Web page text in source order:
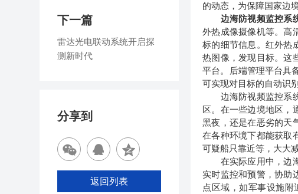
的动态，为保障国家边
边海防视频监控系
外热成像摄像机等。高
标的细节信息。红外热
热图像，发现目标。这
平台。后端管理平台具
可实现对目标的自动识
边海防视频监控系统
区。在一些边境地区，
黑夜，还是在恶劣的天
在各种环境下都能获取
可疑船只靠近等，大大
在实际应用中，边海
实时监控和预警，协助
点区域，如军事设施
下一篇
雷达光电联动系统开启探
测新时代
分享到
返回列表